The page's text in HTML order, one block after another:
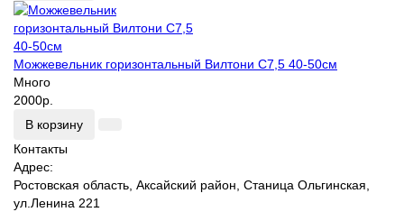
Можжевельник горизонтальный Вилтони С7,5 40-50см
Много
2000р.
В корзину
Контакты
Адрес:
Ростовская область, Аксайский район, Станица Ольгинская,
ул.Ленина 221